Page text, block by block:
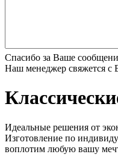
Спасибо за Ваше
Наш менеджер свяжется с
Идеальные решения от
Изготовление по
воплотим любую вашу